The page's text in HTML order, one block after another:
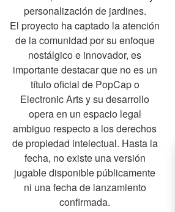
personalización de jardines.
El proyecto ha captado la atención
de la comunidad por su enfoque
nostálgico e innovador, es
importante destacar que no es un
título oficial de PopCap o
Electronic Arts y su desarrollo
opera en un espacio legal
ambiguo respecto a los derechos
de propiedad intelectual. Hasta la
fecha, no existe una versión
jugable disponible públicamente
ni una fecha de lanzamiento
confirmada.